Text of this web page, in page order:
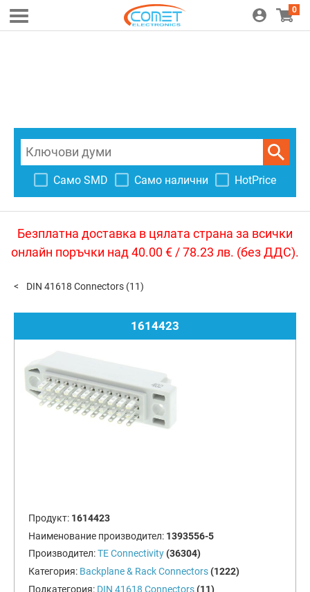
0
Само SMD Само налични HotPrice
Безплатна доставка в цялата страна за всички
онлайн поръчки над 40.00 € / 78.23 лв. (без ДДС).
DIN 41618 Connectors (11)
1614423
Продукт: 1614423
Наименование производител: 1393556-5
Производител:TE Connectivity (36304)
Категория: Backplane & Rack Connectors (1222)
Подкатегория: DIN 41618 Connectors (11)